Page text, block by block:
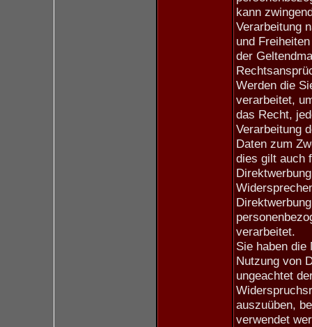
kann
Verarbeitung
und
der
Werden die
verarbeitet,
das Recht,
Verarbeitung
Daten zum
dies gilt auch
verarbeitet.
Sie haben die
Nutzung von
ungeachtet
auszuüben,
verwendet